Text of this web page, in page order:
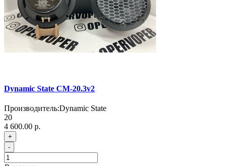
Dynamic State CM-20.3v2
Производитель:Dynamic State
20
4 600.00 р.
+
-